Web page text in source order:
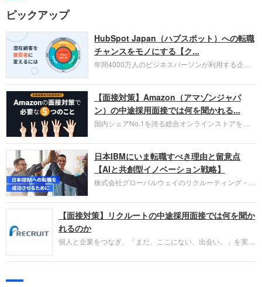
ピックアップ
HubSpot Japan（ハブスポット）への転職
チャンスをモノにする【ク...
年間4000万人のビジネスパーソンが利用する企業
お勧めするイチオシ企業をご紹介します。今回はク
ラウド型CRMプラットフォームを提供する
HubSpot Japan（ハブスポット・ジャパン）株式会
社です。採用面接対策の企業研究にご活用くださ
い。
【面接対策】Amazon（アマゾンジャパ
ン）の中途採用面接では何を聞かれる...
国内シェアNo.1を誇る総合オンラインストアを運
圧倒的な存在感を持つAmazon。中途採用面接では
過去の具体的な業務成果やリーダーシップの発揮、
失敗からの学びが重視され、人間性やカルチャーフ
ィットも評価対象となり、長期的に成長できる仲間
であるかを多角的に審査されます。
日本IBMにいま転職すべき理由と留意点
【AIと共創型イノベーション戦略】
株式会社グローバルウェイのリクルーティング・パ
パーソンが利用する企業口コミサイト「キャリコ
ネ」の転職エージェントがお勧めするイチオシ企業
IBMです。採用面接対策の企業研究にご活用くださ
い。
【面接対策】リクルートの中途採用面接では何を聞か
れるのか
個人と企業をつなぎ、「まだ、ここにない、出会い。」を実現
やこれまでの成果を具体的に問われるほか、「人間性」も評価